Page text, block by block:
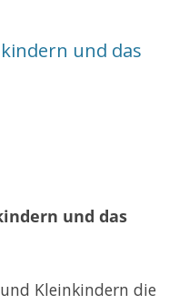
und das
und das
Kleinkindern die